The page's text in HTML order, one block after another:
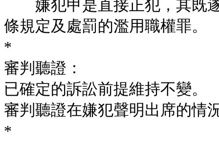
嫌犯甲是直接正犯，其既遂
條規定及處罰的濫用職權罪。
*
審判聽證：
已確定的訴訟前提維持不變。
審判聽證在嫌犯聲明出席的情
*